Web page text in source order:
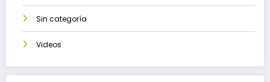
Sin categoría
Videos